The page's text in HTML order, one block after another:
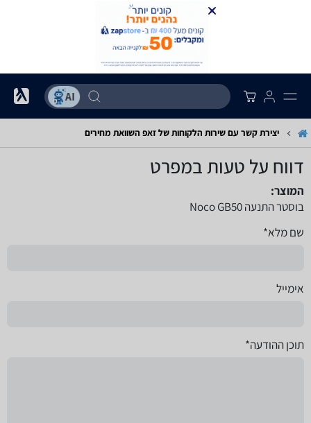
יצירת קשר עם שירות הלקוחות של זאפ השוואת מחירים
דווח על טעות במפרט
המוצר:
בוסטר התנעה Noco GB50
שם מלא*
אימייל
תוכן ההודעה*